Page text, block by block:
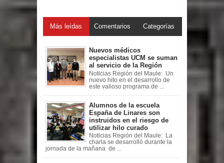
Más leídas Comentarios Categorías
Nuevos médicos
especialistas UCM se suman
al servicio de la Región
Noticias Región del Maule: Un
nuevo hito en el desarrollo de
este valioso programa de ...
Alumnos de la escuela
España de Linares son
instruidos en el riesgo de
utilizar hilo curado
Noticias Región del Maule: La
charla se desarrolló durante la
jornada de la mañana de ...